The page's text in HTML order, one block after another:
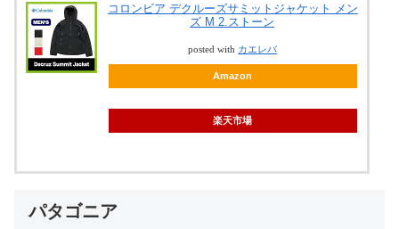
コロンビア デクルーズサミットジャケット メン
ズ M 2.ストーン
posted with カエレバ
Amazon
楽天市場
パタゴニア